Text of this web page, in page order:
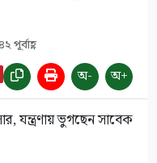
অ- অ+